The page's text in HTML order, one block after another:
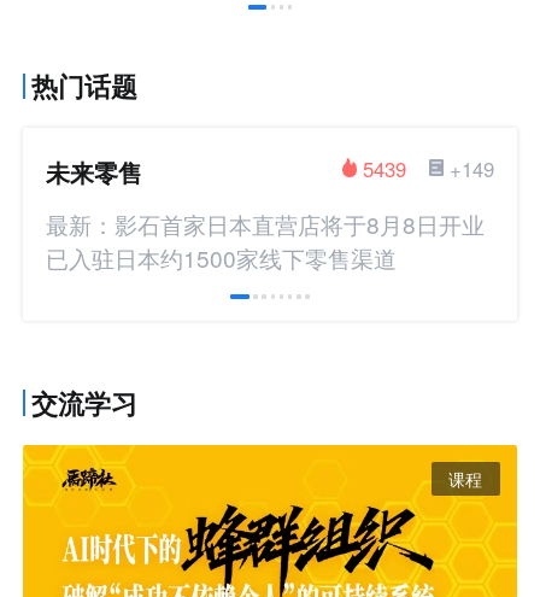
热门话题
未来零售 +149
5439
最新：影石首家日本直营店将于8月8日开业
已入驻日本约1500家线下零售渠道
交流学习
课程